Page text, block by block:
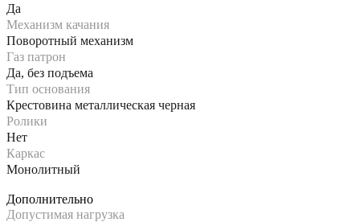
Да
Механизм качания
Поворотный механизм
Газ патрон
Да, без подъема
Тип основания
Крестовина металлическая черная
Ролики
Нет
Каркас
Монолитный
Дополнительно
Допустимая нагрузка